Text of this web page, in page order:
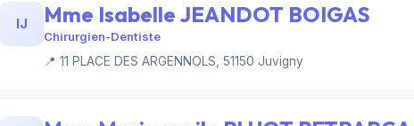
IJ Mme Isabelle JEANDOT BOIGAS
Chirurgien-Dentiste
📍 11 PLACE DES ARGENNOLS, 51150 Juvigny